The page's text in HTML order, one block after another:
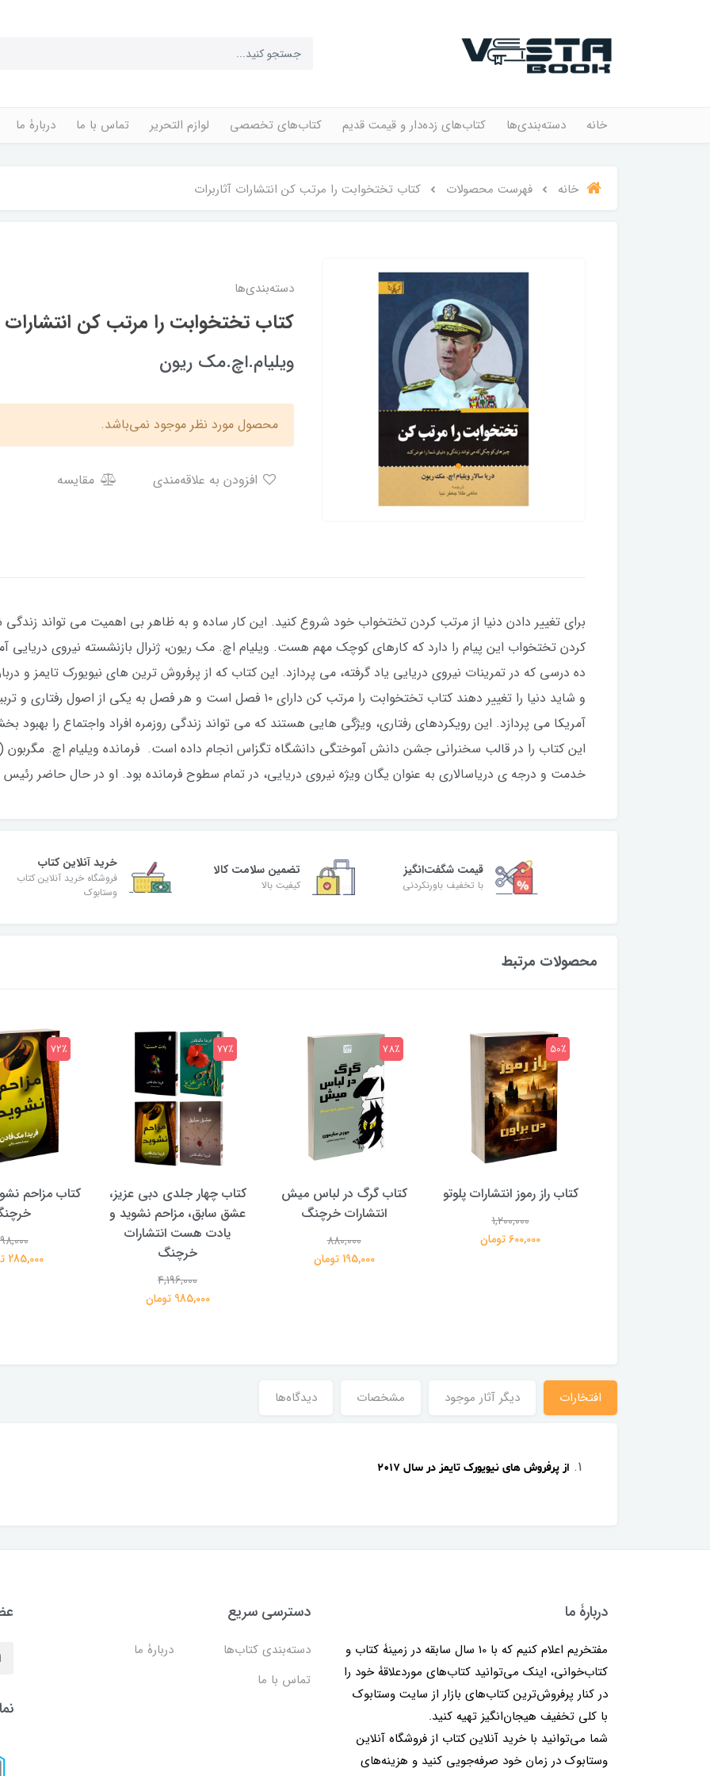
خانه دسته‌بندی‌ها کتاب‌های زده‌دار و قیمت قدیم کتاب‌های تخصصی لوازم التحریر تماس با ما دربارۀ ما
خانه فهرست محصولات کتاب تختخوابت را مرتب کن انتشارات آثاربرات
دسته‌بندی‌ها
کتاب تختخوابت را مرتب کن انتشارات
ویلیام.اچ.مک ریون
محصول مورد نظر موجود نمی‌باشد.
مقایسه
برای تغییر دادن دنیا از مرتب کردن تختخواب خود شروع کنید. این کار ساده و به ظاهر بي اهميت می تواند
کردن تختخواب این پیام را دارد که کارهای کوچک مهم هست. ویلیام اچ. مک ریون، ژنرال بازنشسته نیروی دریایی
ده درسی که در تمرینات نیروی دریایی یاد گرفته، می پردازد. این کتاب که از پرفروش ترین های نیویورک تایمز و
و شاید دنیا را تغییر دهند كتاب تختخوابت را مرتب کن دارای ۱۰ فصل است و هر فصل
آمریکا می پردازد. این رویکردهای رفتاری، ویژگی هایی هستند که می تواند زندگی روزمره افراد واجتماع را بهبود
خدمت و درجه ی دریاسالاری به عنوان یگان ویژه نیروی دریایی، در تمام سطوح فرمانده بود. او در حال حاضر
قیمت شگفت‌انگیز
با تخفیف باورنکردنی
تضمین سلامت کالا
کیفیت بالا
خرید آنلاین کتاب
فروشگاه خرید آنلاین کتاب
وستابوک
محصولات مرتبط
کتاب راز رموز انتشارات پلوتو
1,200,000
600,000 تومان
50٪
کتاب گرگ در لباس میش
انتشارات خرچنگ
880,000
195,000 تومان
78٪
کتاب چهار جلدی دبی عزیز،
عشق سابق، مزاحم نشوید و
یادت هست انتشارات
خرچنگ
4,196,000
985,000 تومان
77٪
کتاب مزاحم
285,000 تومان
72٪
افتخارات دیگر آثار موجود مشخصات دیدگاه‌ها
از پرفروش های نیویورک تایمز در سال ۲۰۱۷
دربارۀ ما
مفتخریم اعلام کنیم که با 10 سال سابقه در زمینۀ کتاب و
کتاب‌خوانی، اینک می‌توانید کتاب‌های موردعلاقۀ خود را
در کنار پرفروش‌ترین کتاب‌های بازار از سایت وستابوک
با کلی تخفیف هیجان‌انگیز تهیه کنید.
شما می‌توانید با خرید آنلاین کتاب از فروشگاه آنلاین
وستابوک در زمان خود صرفه‌جویی کنید و هزینه‌های
دسترسی سریع
دسته‌بندی کتاب‌ها
دربارۀ ما
تماس با ما